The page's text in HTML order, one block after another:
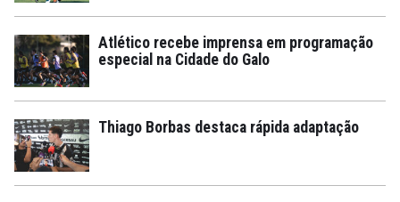
Atlético recebe imprensa em programação
especial na Cidade do Galo
Thiago Borbas destaca rápida adaptação